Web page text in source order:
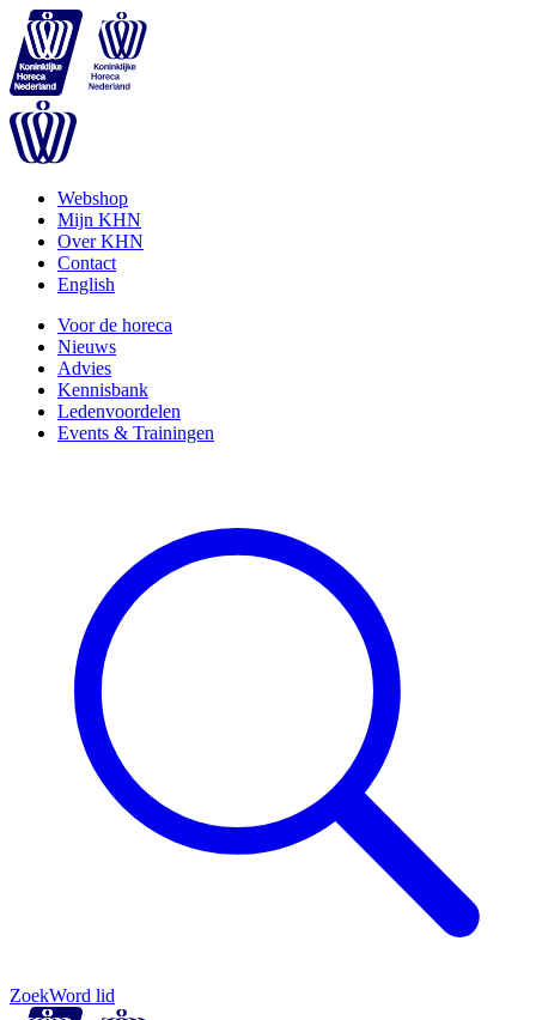
Webshop
Mijn KHN
Over KHN
Contact
English
Voor de horeca
Nieuws
Advies
Kennisbank
Ledenvoordelen
Events & Trainingen
ZoekWord lid